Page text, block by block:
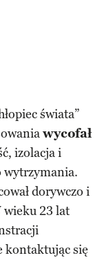
świata”
wycofał
izolacja i
wytrzymania.
dorywczo i
wieku 23 lat
kontaktując się